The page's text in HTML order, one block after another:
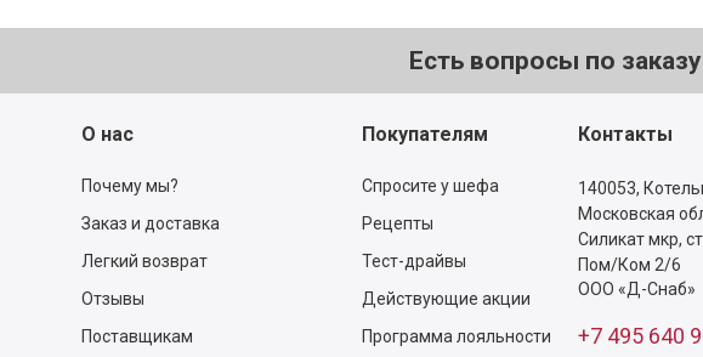
Есть вопросы по
О нас
Почему мы?
Заказ и доставка
Легкий возврат
Отзывы
Поставщикам
Покупателям
Спросите у шефа
Рецепты
Тест-драйвы
Действующие акции
Программа лояльности
Контакты
140053,
Московская
Силикат мкр,
Пом/Ком 2/6
ООО «Д-Снаб»
+7 495 640